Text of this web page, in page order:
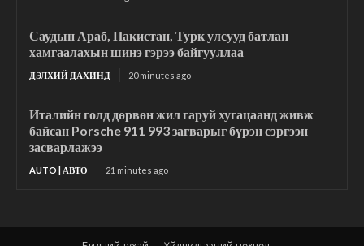
Саудын Араб, Пакистан, Турк улсууд батлан
хамгаалахын шинэ гэрээ байгууллаа
ДЭЛХИЙ ДАХИНД 20 minutes ago
Италийн голд дөрвөн жил гаруй хугацаанд живж
байсан Porsche 911 993 загварыг бүрэн сэргээн
засварлажээ
AUTO | АВТО 21 minutes ago